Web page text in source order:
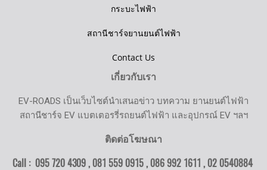
กระบะไฟฟ้า
สถานีชาร์จยานยนต์ไฟฟ้า
Contact Us
เกี่ยวกับเรา
EV-ROADS เป็นเว็บไซต์นำเสนอข่าว บทความ ยานยนต์ไฟฟ้า
สถานีชาร์จ EV แบตเตอรรี่รถยนต์ไฟฟ้า และอุปกรณ์ EV ฯลฯ
ติดต่อโฆษณา
Call : 095 720 4309 , 081 559 0915 , 086 992 1611 ,02 0540884